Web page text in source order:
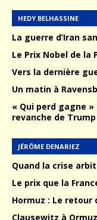
HEDY BELHASSINE
La guerre d’Iran
Le Prix Nobel de la
Vers la dernière
Un matin à
« Qui perd gagne
revanche de Trump
JÉRÔME DENARIEZ
Quand la crise
Le prix que la
Hormuz : Le retour
Clausewitz à